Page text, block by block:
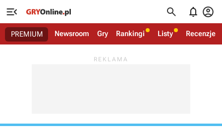
   
PREMIUM Newsroom Gry Rankingi Listy Recenzje